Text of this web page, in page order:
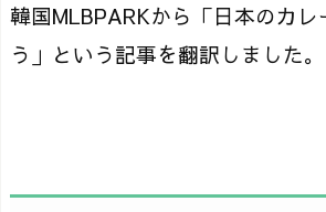
韓国MLBPARKから「日本のカレ
う」という記事を翻訳しました。